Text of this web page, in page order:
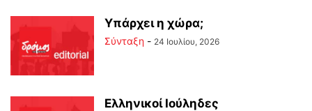
Υπάρχει η χώρα;
Σύνταξη - 24 Ιουλίου, 2026
Ελληνικοί Ιούληδες